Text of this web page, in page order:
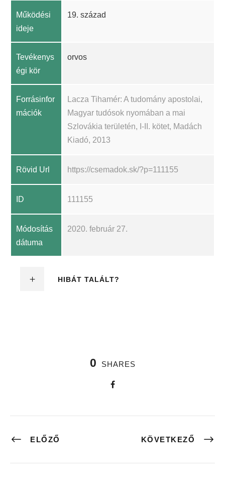
Működési
ideje
19. század
Tevékenys
égi kör
orvos
Forrásinfor
mációk
Lacza Tihamér: A tudomány apostolai,
Magyar tudósok nyomában a mai
Szlovákia területén, I-II. kötet, Madách
Kiadó, 2013
Rövid Url https://csemadok.sk/?p=111155
ID 111155
Módosítás
dátuma
2020. február 27.
HIBÁT TALÁLT?
0 SHARES
ELŐZŐ KÖVETKEZŐ